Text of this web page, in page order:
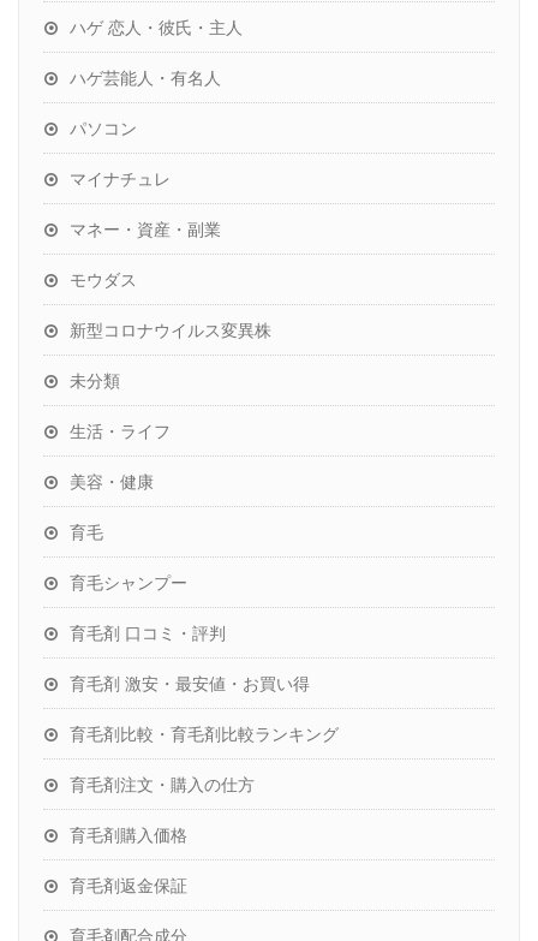
ハゲ 恋人・彼氏・主人
ハゲ芸能人・有名人
パソコン
マイナチュレ
マネー・資産・副業
モウダス
新型コロナウイルス変異株
未分類
生活・ライフ
美容・健康
育毛
育毛シャンプー
育毛剤 口コミ・評判
育毛剤 激安・最安値・お買い得
育毛剤比較・育毛剤比較ランキング
育毛剤注文・購入の仕方
育毛剤購入価格
育毛剤返金保証
育毛剤配合成分